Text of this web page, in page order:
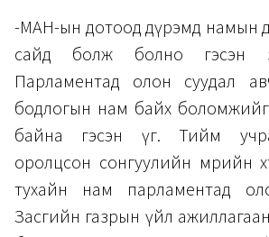
-МАН-ын дотоод дүрэмд намын
сайд болж болно гэсэн
Парламентад олон суудал
бодлогын нам байх
байна гэсэн үг. Тийм
оролцсон сонгуулийн мөрийн
тухайн нам парламентад
Засгийн газрын үйл ажиллагааны